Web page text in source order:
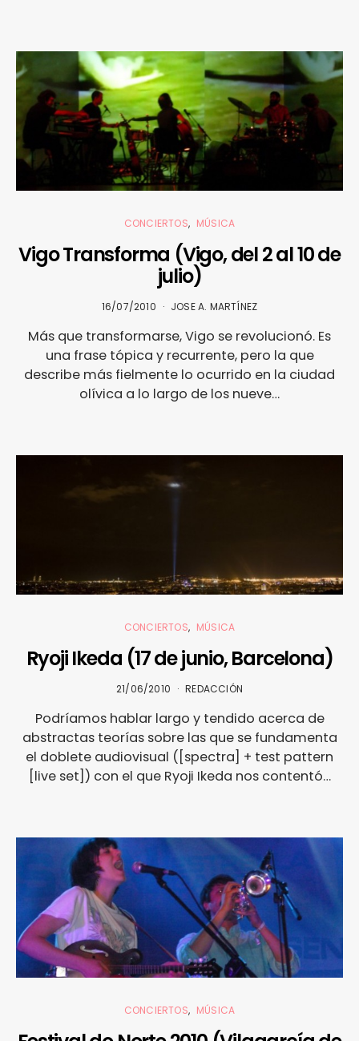
CONCIERTOS MÚSICA
Vigo Transforma (Vigo, del 2 al 10 de
julio)
16/07/2010 JOSE A. MARTÍNEZ
Más que transformarse, Vigo se revolucionó. Es
una frase tópica y recurrente, pero la que
describe más fielmente lo ocurrido en la ciudad
olívica a lo largo de los nueve…
CONCIERTOS MÚSICA
Ryoji Ikeda (17 de junio, Barcelona)
21/06/2010 REDACCIÓN
Podríamos hablar largo y tendido acerca de
abstractas teorías sobre las que se fundamenta
el doblete audiovisual ([spectra] + test pattern
[live set]) con el que Ryoji Ikeda nos contentó…
CONCIERTOS MÚSICA